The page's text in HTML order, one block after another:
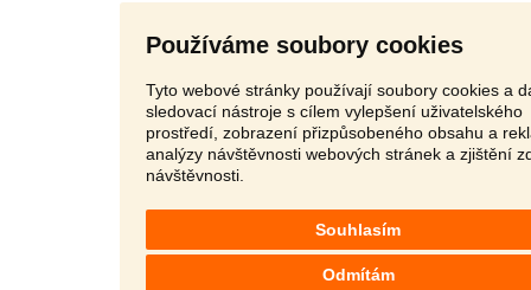
Používáme soubory cookies
Tyto webové stránky používají soubory cookies a
sledovací nástroje s cílem vylepšení uživatelského
prostředí, zobrazení přizpůsobeného obsahu a
analýzy návštěvnosti webových stránek a zjištění
návštěvnosti.
Souhlasím
Odmítám